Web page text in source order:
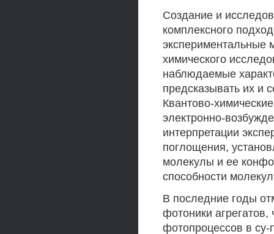
Создание и
комплексного
экспериментальные
химического
наблюдаемые
предсказывать их и
Квантово-
электронно-
интерпретации
поглощения,
молекулы и ее
способности
В последние годы
фотоники
фотопроцессов в